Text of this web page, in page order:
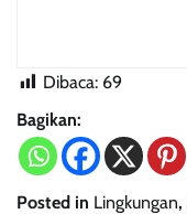
Dibaca: 69
Bagikan:
Posted in Lingkungan,